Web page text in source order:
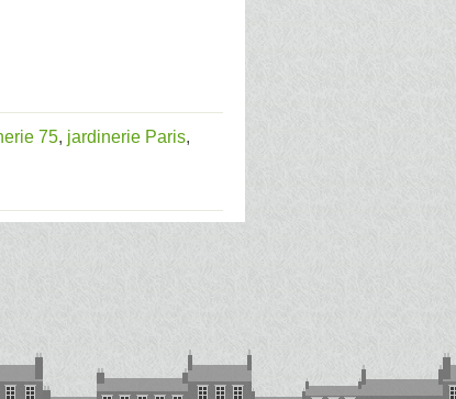
75, jardinerie Paris,